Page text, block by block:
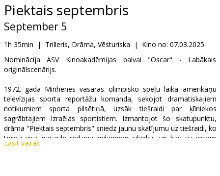
B2B
Kino
Klubs
Piektais septembris
September 5
1h 35min | Trilleris, Drāma, Vēsturiska | Kino no: 07.03.2025
Nominācija ASV Kinoakadēmijas balvai "Oscar" - Labākais
oriģinālscenārijs.
1972. gada Minhenes vasaras olimpisko spēļu laikā amerikāņu
televīzijas sporta reportāžu komanda, sekojot dramatiskajiem
notikumiem sporta pilsētiņā, uzsāk tiešraidi par ķīlniekos
sagrābtajiem Izraēlas sportistiem. Izmantojot šo skatupunktu,
drāma "Piektais septembris" sniedz jaunu skatījumu uz tiešraidi, ko
toreiz visā pasaulē redzēja miljoniem cilvēku, un kas uz visiem
laikiem mainīja plašsaziņas līdzekļus.
Lasīt vairāk